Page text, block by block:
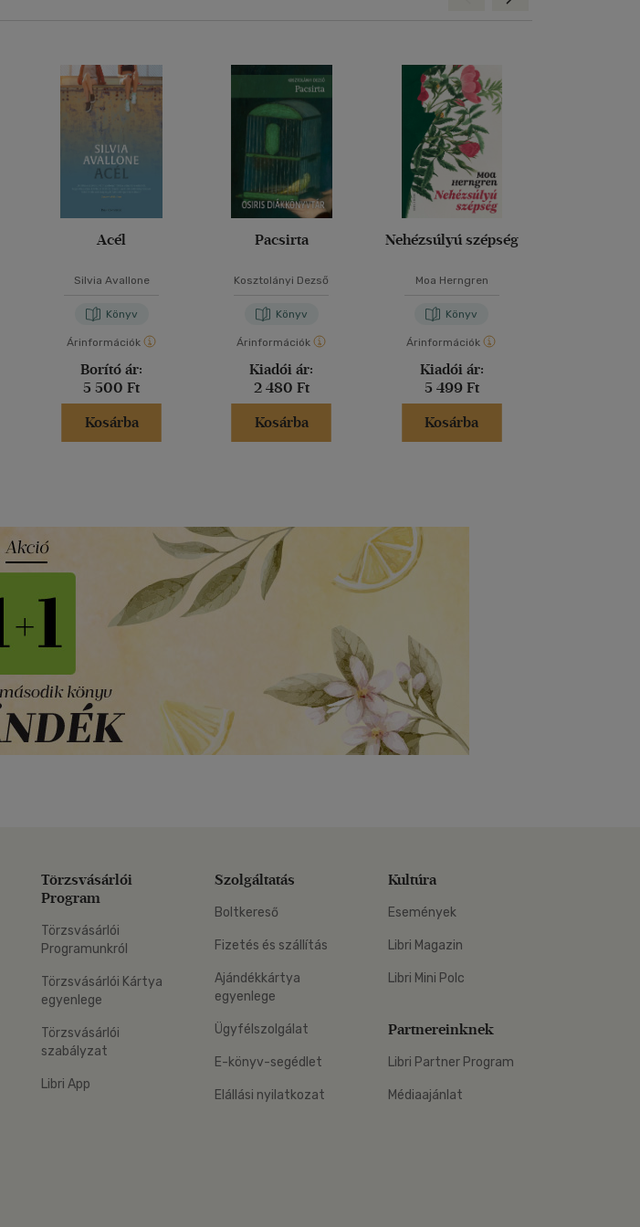
Acél
Silvia Avallone
Könyv
Árinformációk
Borító ár:
5 500 Ft
Kosárba
Pacsirta
Kosztolányi Dezső
Könyv
Árinformációk
Kiadói ár:
2 480 Ft
Kosárba
Nehézsúlyú szépség
Moa Herngren
Könyv
Árinformációk
Kiadói ár:
5 499 Ft
Kosárba
Törzsvásárlói
Program
Törzsvásárlói
Programunkról
Törzsvásárlói Kártya
egyenlege
Törzsvásárlói
szabályzat
Libri App
Szolgáltatás
Boltkereső
Fizetés és szállítás
Ajándékkártya
egyenlege
Ügyfélszolgálat
E-könyv-segédlet
Elállási nyilatkozat
Kultúra
Események
Libri Magazin
Libri Mini Polc
Partnereinknek
Libri Partner Program
Médiaajánlat